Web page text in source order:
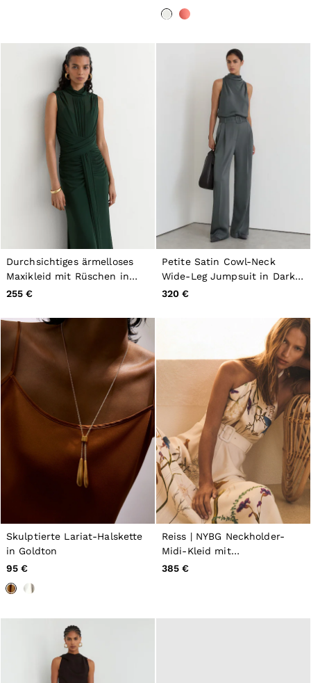
Durchsichtiges ärmelloses
Maxikleid mit Rüschen in
Grün
255 €
Petite Satin Cowl-Neck
Wide-Leg Jumpsuit in Dark
Grey
320 €
Skulptierte Lariat-Halskette
in Goldton
95 €
Reiss | NYBG Neckholder-
Midi-Kleid mit
Schmetterlingsmuster in
385 €